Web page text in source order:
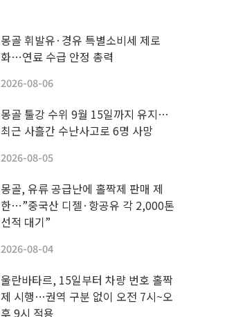
몽골 휘발유·경유 특별소비세 제로
화…연료 수급 안정 총력
2026-08-06
몽골 툴강 수위 9월 15일까지 유지…
최근 사흘간 수난사고로 6명 사망
2026-08-05
몽골, 유류 공급난에 홀짝제 판매 제
한…”중국산 디젤·항공유 각 2,000톤
선적 대기”
2026-08-04
울란바타르, 15일부터 차량 번호 홀짝
제 시행…권역 구분 없이 오전 7시~오
후 9시 적용